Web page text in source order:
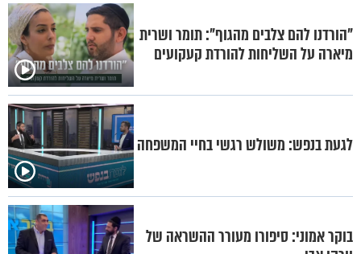
"הורדנו להם צלבים מהגוף": תומר ושרית
מיארה על השליחות להורדת קעקועים
לגעת בנפש: משולש רגשי בחיי המשפחה
בוקר אמוני: סיפורו מעורר ההשראה של